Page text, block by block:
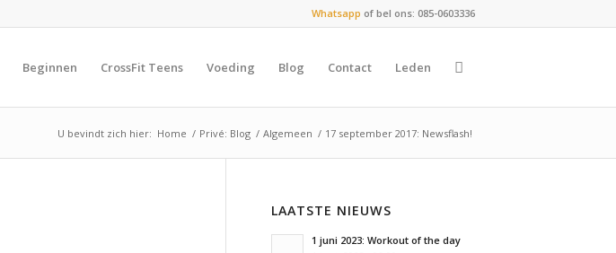
Whatsapp of bel ons: 085-0603336
Beginnen CrossFit Teens Voeding Blog Contact Leden
U bevindt zich hier: Home / Privé: Blog / Algemeen / 17 september 2017: Newsflash!
LAATSTE NIEUWS
1 juni 2023: Workout of the day